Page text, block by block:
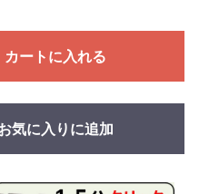
カートに入れる
気に入りに追加